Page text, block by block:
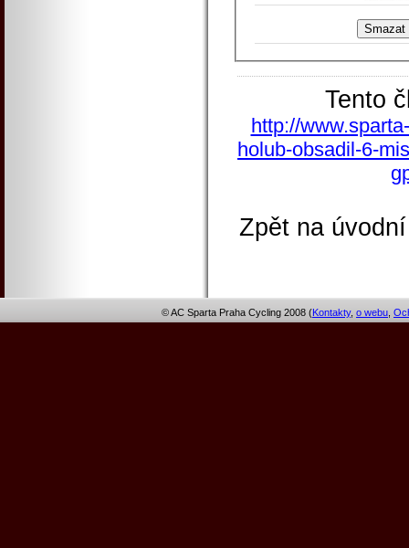
Tento
http://
holub-obsadil-6-
Zpět na
© AC Sparta Praha Cycling 2008 (Kontakty, o webu